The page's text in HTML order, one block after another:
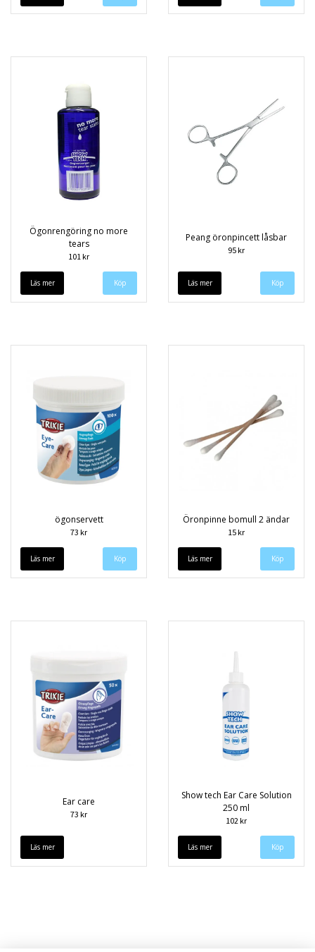
Ögonrengöring no more
tears
101 kr
Läs mer
Peang öronpincett låsbar
95 kr
Läs mer
ögonservett
73 kr
Läs mer
Öronpinne bomull 2 ändar
15 kr
Läs mer
Ear care
73 kr
Läs mer
Show tech Ear Care Solution
250 ml
102 kr
Läs mer